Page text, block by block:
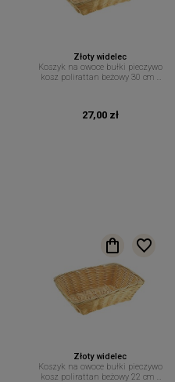
Złoty widelec
Koszyk na owoce bułki pieczywo
kosz polirattan beżowy 30 cm x
27,00 zł
Złoty widelec
Koszyk na owoce bułki pieczywo
kosz polirattan beżowy 22 cm x